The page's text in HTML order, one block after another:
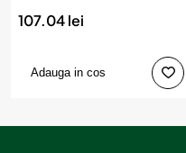
107.04 lei
Adauga in cos